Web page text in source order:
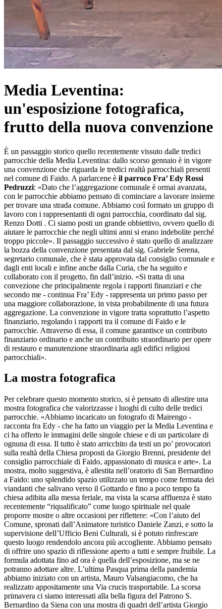
Media Leventina:
un'esposizione fotografica,
frutto della nuova convenzione
È un passaggio storico quello recentemente vissuto dalle tredici
parrocchie della Media Leventina: dallo scorso gennaio è in vigore
una convenzione che riguarda le tredici realtà parrocchiali presenti
nel comune di Faido. A parlarcene è il parroco Fra’ Edy Rossi
Pedruzzi: «Dato che l’aggregazione comunale è ormai avanzata,
con le parrocchie abbiamo pensato di cominciare a lavorare insieme
per trovare una strada comune. Abbiamo così formato un gruppo di
lavoro con i rappresentanti di ogni parrocchia, coordinato dal sig.
Renzo Dotti . Ci siamo posti un grande obbiettivo, ovvero quello di
aiutare le parrocchie che negli ultimi anni si erano indebolite perché
troppo piccole». Il passaggio successivo è stato quello di analizzare
la bozza della convenzione presentata dal sig. Gabriele Serena,
segretario comunale, che è stata approvata dal consiglio comunale e
dagli enti locali e infine anche dalla Curia, che ha seguito e
collaborato con il progetto, fin dall’inizio. «Si tratta di una
convezione che principalmente regola i rapporti finanziari e che
secondo me - continua Fra’ Edy - rappresenta un primo passo per
una maggiore collaborazione, in vista probabilmente di una futura
aggregazione. La convenzione in vigore tratta soprattutto l’aspetto
finanziario, regolando i rapporti tra il comune di Faido e le
parrocchie. Attraverso di essa, il comune garantisce un contributo
finanziario ordinario e anche un contribuito straordinario per opere
di restauro e manutenzione straordinaria agli edifici religiosi
parrocchiali».
La mostra fotografica
Per celebrare questo momento storico, si è pensato di allestire una
mostra fotografica che valorizzasse i luoghi di culto delle tredici
parrocchie. «Abbiamo incaricato un fotografo di Mairengo -
racconta fra Edy - che ha fatto un viaggio per la Media Leventina e
ci ha offerto le immagini delle singole chiese e di un particolare di
ognuna di essa. Il tutto è stato arricchito da testi un po’ provocatori
sulla realtà della Chiesa proposti da Giorgio Brenni, presidente del
consiglio parrocchiale di Faido, appassionato di musica e arte». La
mostra, molto suggestiva, è allestita nell’oratorio di San Bernardino
a Faido: uno splendido spazio utilizzato un tempo come fermata dei
viandanti che salivano verso il Gottardo e fino a poco tempo fa
chiesa adibita alla messa feriale, ma vista la scarsa affluenza è stato
recentemente “riqualificato” come luogo spirituale nel quale
proporre mostre o altre occasioni per riflettere: «Con l’aiuto del
Comune, spronati dall’Animatore turistico Daniele Zanzi, e sotto la
supervisione dell’Ufficio Beni Culturali, si è potuto rinfrescare
questo luogo rendendolo ancora più accogliente. Abbiamo pensato
di offrire uno spazio di riflessione aperto a tutti e sempre fruibile. La
formula adottata fino ad ora è quella dell’esposizione, ma se ne
potranno adottare altre. L’ultima Pasqua prima della pandemia
abbiamo iniziato con un artista, Mauro Valsangiacomo, che ha
realizzato appositamente una Via crucis trasportabile. La scorsa
primavera ci siamo interessati alla bella figura del Patrono S.
Bernardino da Siena con una mostra di quadri dell’artista Giorgio